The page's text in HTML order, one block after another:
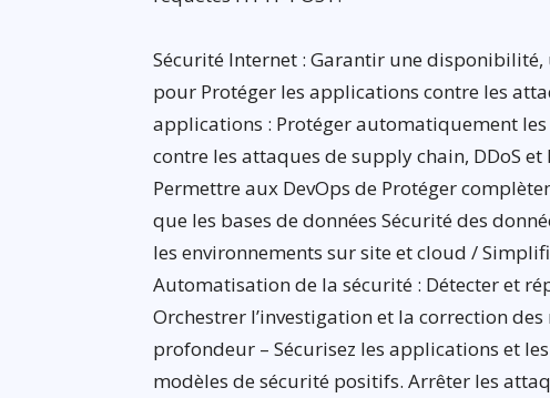
Sécurité Internet : Garantir une
pour Protéger les applications contre les
applications : Protéger automatiquement
contre les attaques de supply chain, DDoS
Permettre aux DevOps de Protéger
que les bases de données Sécurité des
les environnements sur site et cloud /
Automatisation de la sécurité : Détecter et
Orchestrer l’investigation et la correction
profondeur – Sécurisez les applications et
modèles de sécurité positifs. Arrêter les